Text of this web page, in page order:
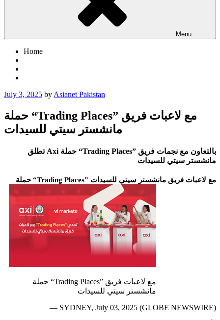
Menu
Home
Posted
July 3, 2025 by Asianet Pakistan
حملة “Trading Places” مع لاعبات فريق
مانشستر سيتي للسيدات
تطلق Axi حملة “Trading Places” بالتعاون مع نجمات فريق
مانشستر سيتي للسيدات
حملة “Trading Places” مع لاعبات فريق مانشستر سيتي للسيدات
حملة “Trading Places” مع لاعبات فريق
مانشستر سيتي للسيدات
SYDNEY, July 03, 2025 (GLOBE NEWSWIRE) —